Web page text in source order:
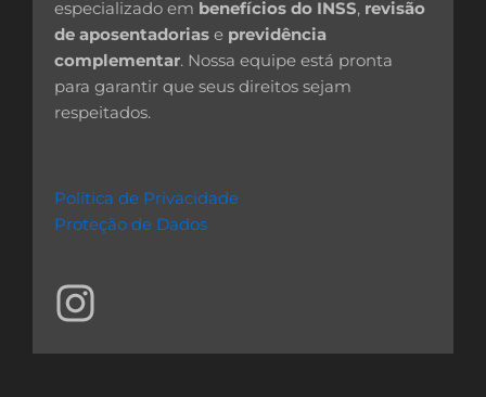
especializado em benefícios do INSS, revisão
de aposentadorias e previdência
complementar. Nossa equipe está pronta
para garantir que seus direitos sejam
respeitados.
Política de Privacidade
Proteção de Dados
I
n
s